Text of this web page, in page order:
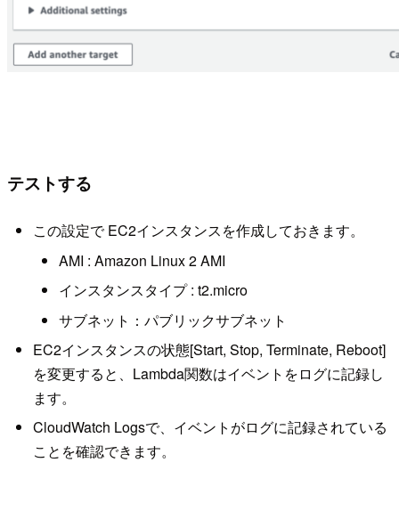
テストする
この設定で EC2インスタンスを作成しておきます。
AMI : Amazon Linux 2 AMI
インスタンスタイプ : t2.micro
サブネット：パブリックサブネット
EC2インスタンスの状態[Start, Stop, Terminate, Reboot]
を変更すると、Lambda関数はイベントをログに記録し
ます。
CloudWatch Logsで、イベントがログに記録されている
ことを確認できます。